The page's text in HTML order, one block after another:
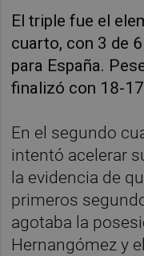
El triple fue el
cuarto, con 3 de
para España.
finalizó con 18-
En el segundo
intentó acelerar
la evidencia de
primeros
agotaba la
Hernangómez y